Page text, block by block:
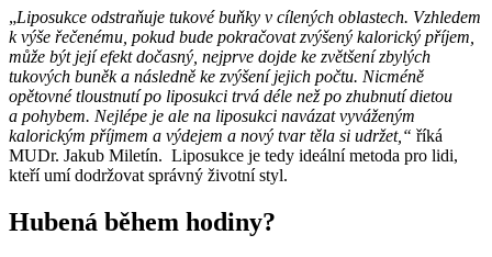
„Liposukce odstraňuje tukové buňky v cílených oblastech. Vzhledem
k výše řečenému, pokud bude pokračovat zvýšený kalorický příjem,
může být její efekt dočasný, nejprve dojde ke zvětšení zbylých
tukových buněk a následně ke zvýšení jejich počtu. Nicméně
opětovné tloustnutí po liposukci trvá déle než po zhubnutí dietou
a pohybem. Nejlépe je ale na liposukci navázat vyváženým
kalorickým příjmem a výdejem a nový tvar těla si udržet,“ říká
MUDr. Jakub Miletín. Liposukce je tedy ideální metoda pro lidi,
kteří umí dodržovat správný životní styl.
Hubená během hodiny?